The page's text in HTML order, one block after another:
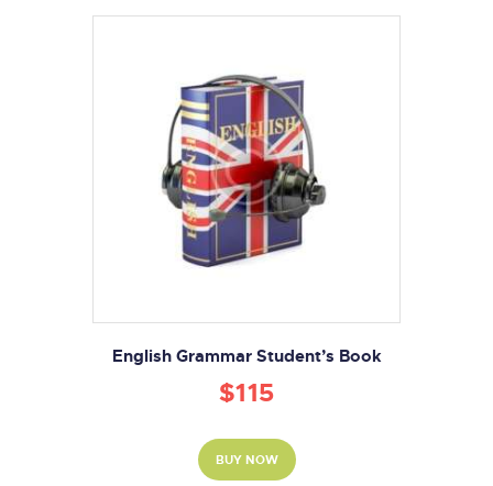
English Grammar Student’s Book
$115
BUY NOW